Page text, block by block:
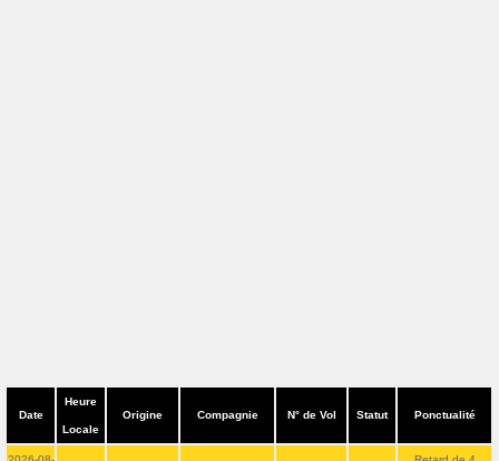
Date
Heure
Locale
Origine Compagnie N° de Vol Statut Ponctualité